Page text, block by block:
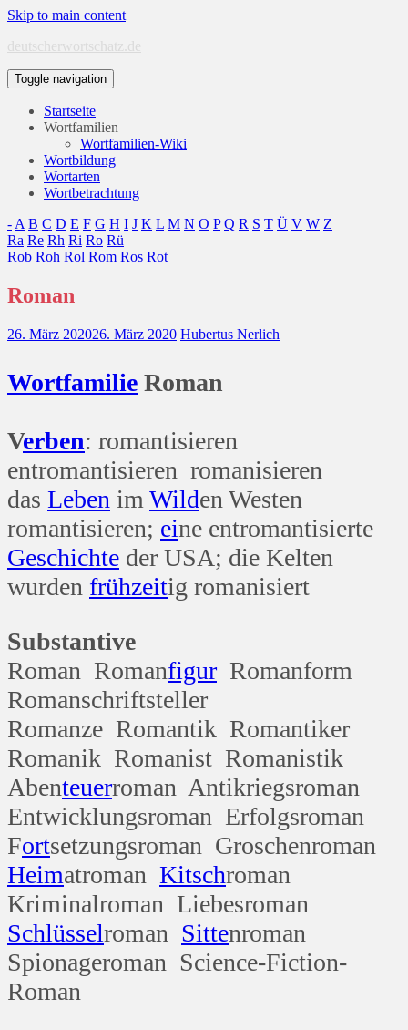
Skip to main content
deutscherwortschatz.de
Toggle navigation
Startseite
Wortfamilien
Wortfamilien-Wiki
Wortbildung
Wortarten
Wortbetrachtung
- A B C D E F G H I J K L M N O P Q R S T Ü V W Z
Ra Re Rh Ri Ro Rü
Rob Roh Rol Rom Ros Rot
Roman
26. März 202026. März 2020 Hubertus Nerlich
Wortfamilie Roman
Verben: romantisieren
entromantisieren romanisieren
das Leben im Wilden Westen
romantisieren; eine entromantisierte
Geschichte der USA; die Kelten
wurden frühzeitig romanisiert
Substantive
Roman Romanfigur Romanform
Romanschriftsteller
Romanze Romantik Romantiker
Romanik Romanist Romanistik
Abenteuerroman Antikriegsroman
Entwicklungsroman Erfolgsroman
Fortsetzungsroman Groschenroman
Heimatroman Kitschroman
Kriminalroman Liebesroman
Schlüsselroman Sittenroman
Spionageroman Science-Fiction-
Roman